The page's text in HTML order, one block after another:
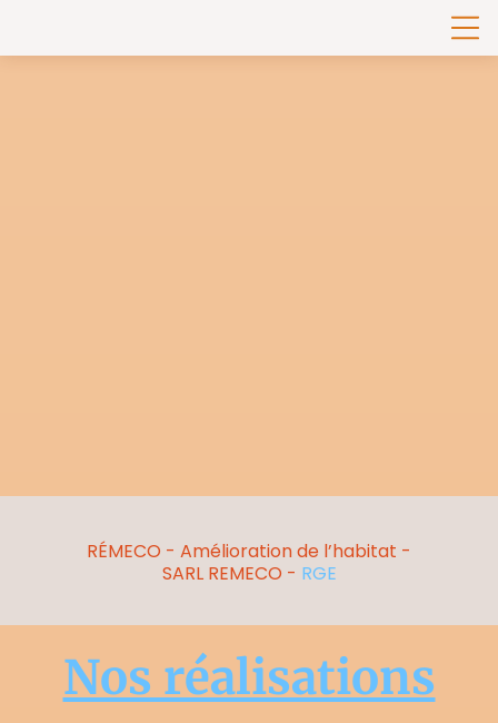
RÉMECO - Amélioration de l’habitat -
SARL REMECO - RGE
Nos réalisations